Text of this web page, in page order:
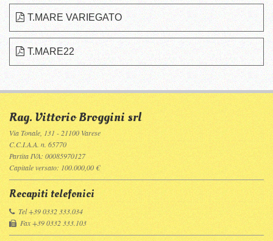
T.MARE VARIEGATO
T.MARE22
Rag. Vittorio Broggini srl
Via Tonale, 131 - 21100 Varese
C.C.I.A.A. n. 65770
Partita IVA: 00085970127
Capitale versato: 100.000,00 €
Recapiti telefonici
Tel +39 0332 333.034
Fax +39 0332 333.103